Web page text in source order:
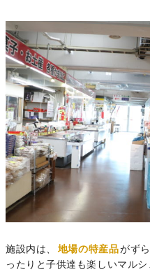
施設内は、 地場の特産品がず
ったりと子供達も楽しいマルシ